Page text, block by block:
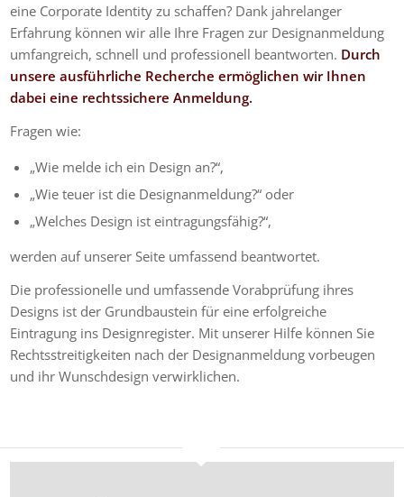
eine Corporate Identity zu schaffen? Dank jahrelanger
Erfahrung können wir alle Ihre Fragen zur Designanmeldung
umfangreich, schnell und professionell beantworten. Durch
unsere ausführliche Recherche ermöglichen wir Ihnen
dabei eine rechtssichere Anmeldung.
Fragen wie:
„Wie melde ich ein Design an?“,
„Wie teuer ist die Designanmeldung?“ oder
„Welches Design ist eintragungsfähig?“,
werden auf unserer Seite umfassend beantwortet.
Die professionelle und umfassende Vorabprüfung ihres
Designs ist der Grundbaustein für eine erfolgreiche
Eintragung ins Designregister. Mit unserer Hilfe können Sie
Rechtsstreitigkeiten nach der Designanmeldung vorbeugen
und ihr Wunschdesign verwirklichen.